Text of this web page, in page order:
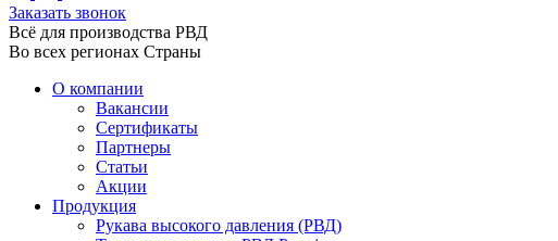
Заказать звонок
Всё для производства РВД
Во всех регионах Страны
О компании
Вакансии
Сертификаты
Партнеры
Статьи
Акции
Продукция
Рукава высокого давления (РВД)